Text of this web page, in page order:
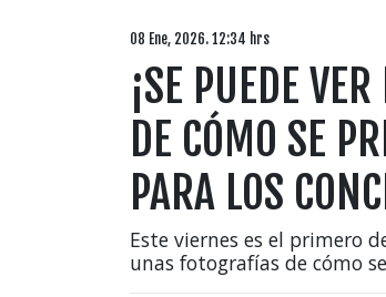
08 Ene, 2026. 12:34 hrs
¡SE PUEDE
DE CÓMO SE
PARA LOS
Este viernes es el primero
unas fotografías de cómo